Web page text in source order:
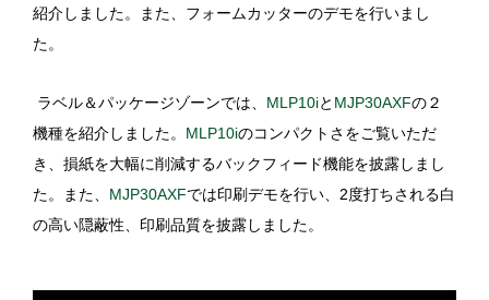
紹介しました。また、フォームカッターのデモを行いまし
た。
ラベル＆パッケージゾーンでは、 MLP10iと MJP30AXFの２
機種を紹介しました。 MLP10iのコンパクトさをご覧いただ
き、損紙を大幅に削減するバックフィード機能を披露しまし
た。また、 MJP30AXFでは印刷デモを行い、 2度打ちされる白
の高い隠蔽性、 印刷品質を披露しました。